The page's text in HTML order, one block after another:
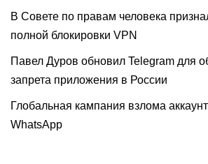
В Совете по правам человека
полной блокировки VPN
Павел Дуров обновил Telegram для
запрета приложения в России
Глобальная кампания взлома
WhatsApp